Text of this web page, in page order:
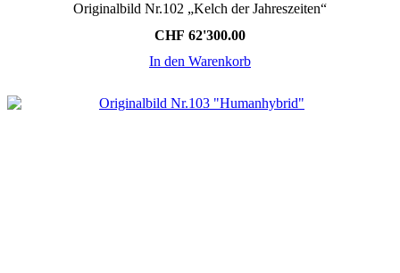
Originalbild Nr.102 „Kelch der Jahreszeiten“
CHF 62'300.00
In den Warenkorb